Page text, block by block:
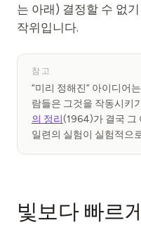
는 아래) 결정할 수 없
작위입니다.
참고
“미리 정해진” 아이디어는
람들은 그것을 작동시키
의 정리(1964)가 결국 그
일련의 실험이 실험적으
빛보다 빠르게